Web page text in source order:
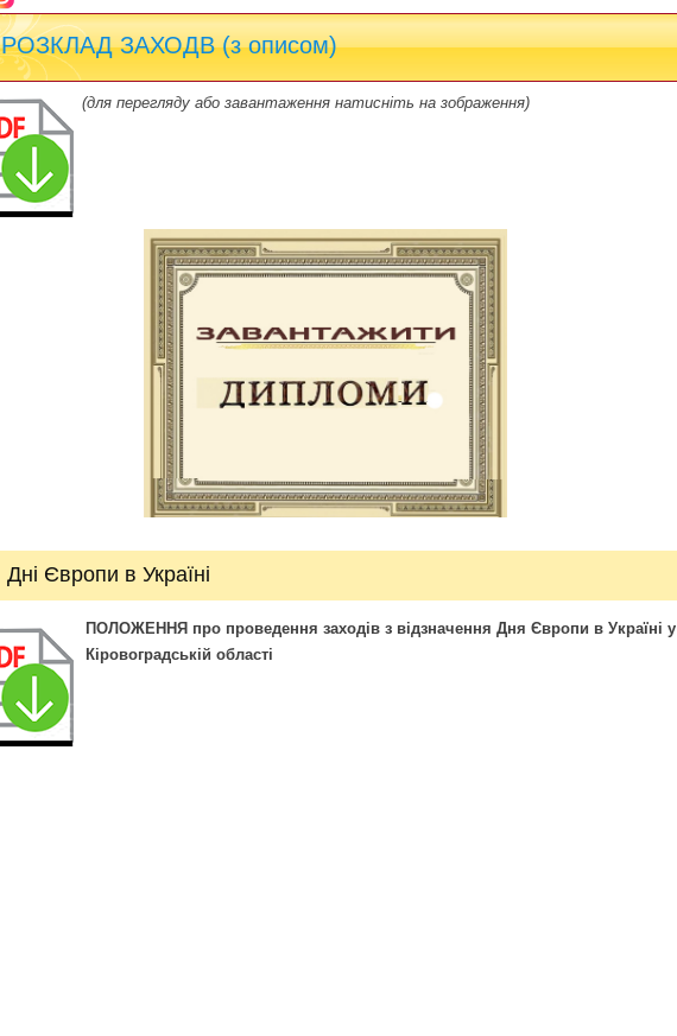
РОЗКЛАД ЗАХОДВ (з описом)
(для перегляду або завантаження натисніть на зображення)
Дні Європи в Україні
ПОЛОЖЕННЯ про проведення заходів з відзначення Дня Європи в Україні у
Кіровоградській області